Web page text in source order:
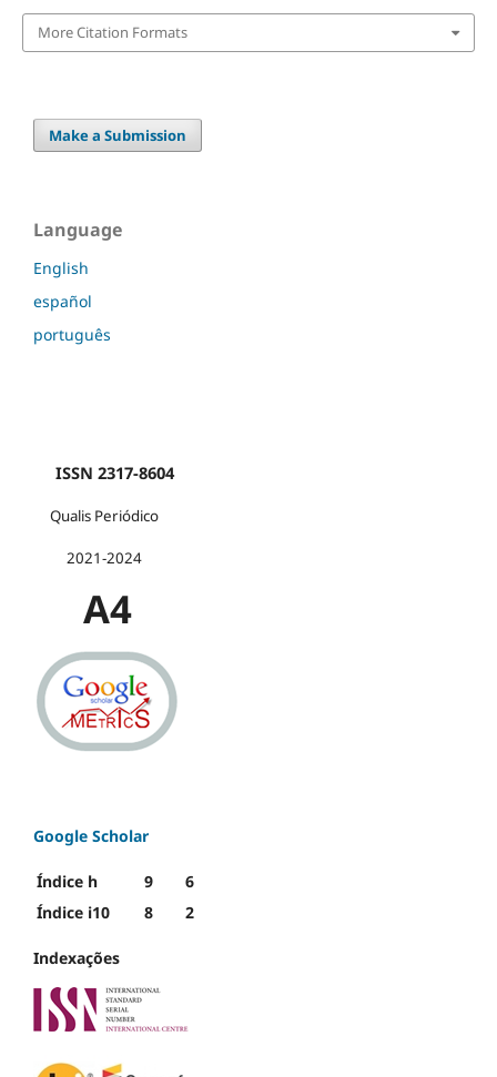
More Citation Formats
Make a Submission
Language
English
español
português
ISSN 2317-8604
Qualis Periódico
2021-2024
A4
Google Scholar
Índice h 9
6
Índice i10
8 2
Indexações